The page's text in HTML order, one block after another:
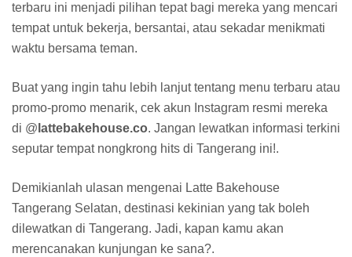
terbaru ini menjadi pilihan tepat bagi mereka yang mencari
tempat untuk bekerja, bersantai, atau sekadar menikmati
waktu bersama teman.
Buat yang ingin tahu lebih lanjut tentang menu terbaru atau
promo-promo menarik, cek akun Instagram resmi mereka
di @ lattebakehouse.co. Jangan lewatkan informasi terkini
seputar tempat nongkrong hits di Tangerang ini!.
Demikianlah ulasan mengenai Latte Bakehouse
Tangerang Selatan, destinasi kekinian yang tak boleh
dilewatkan di Tangerang. Jadi, kapan kamu akan
merencanakan kunjungan ke sana?.